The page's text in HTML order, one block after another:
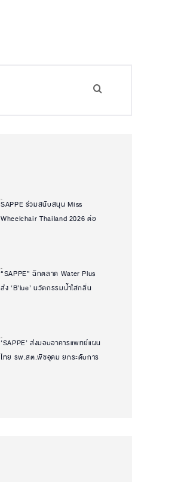
SAPPE ร่วมสนับสนุน Miss
Wheelchair Thailand 2026 ต่อ
“SAPPE” ฉีกตลาด Water Plus
ส่ง ‘B’lue’ นวัตกรรมน้ำใสกลิ่น
บาลานซ์ทุกวัน
‘SAPPE’ ส่งมอบอาคารแพทย์แผน
ไทย รพ.สต.พืชอุดม ยกระดับการ